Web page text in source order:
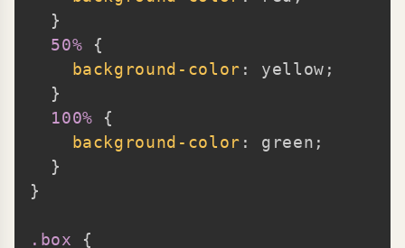
}
50%
{
background-color : yellow ;
}
100%
{
background-color : green ;
}
}
.box
{